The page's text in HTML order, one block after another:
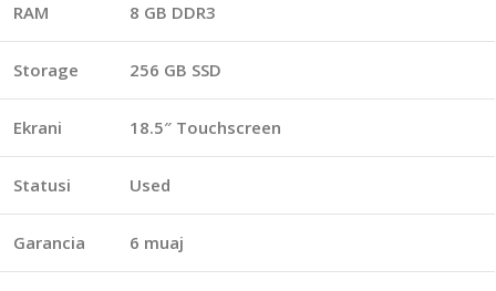
RAM 8 GB DDR3
Storage 256 GB SSD
Ekrani 18.5″ Touchscreen
Statusi Used
Garancia 6 muaj